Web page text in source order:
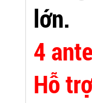
lớn.
4
Hỗ